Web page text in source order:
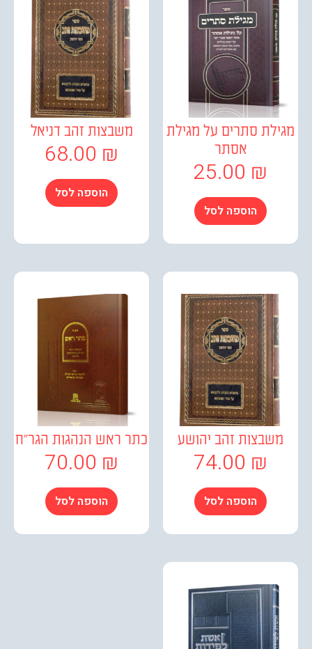
סתרים על מגילת
25.00
הוספה לסל
משבצות זהב דניאל
68.00
הוספה לסל
זהב יהושע
74.00
הוספה לסל
כתר ראש הנהגות הגר"ח
70.00
הוספה לסל